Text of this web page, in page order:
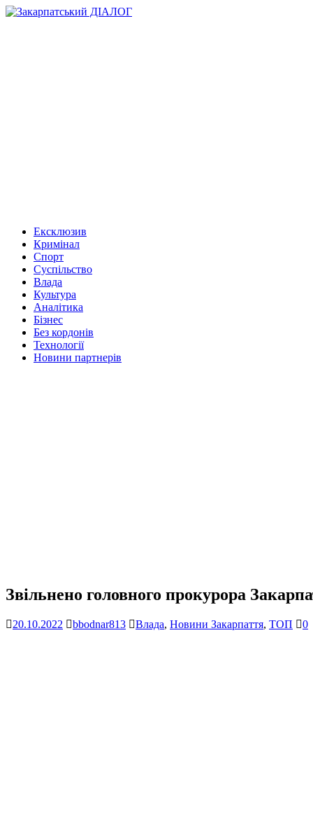
Ексклюзив
Кримінал
Спорт
Суспільство
Влада
Культура
Аналітика
Бізнес
Без кордонів
Технології
Новини партнерів
Звільнено головного прокурора
20.10.2022 bbodnar813 Влада, Новини Закарпаття, ТОП 0